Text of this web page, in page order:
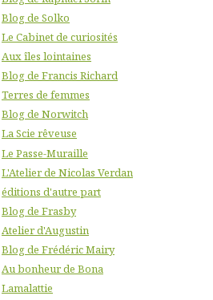
Blog de Solko
Le Cabinet de curiosités
Aux îles lointaines
Blog de Francis Richard
Terres de femmes
Blog de Norwitch
La Scie rêveuse
Le Passe-Muraille
L'Atelier de Nicolas Verdan
éditions d'autre part
Blog de Frasby
Atelier d'Augustin
Blog de Frédéric Mairy
Au bonheur de Bona
Lamalattie